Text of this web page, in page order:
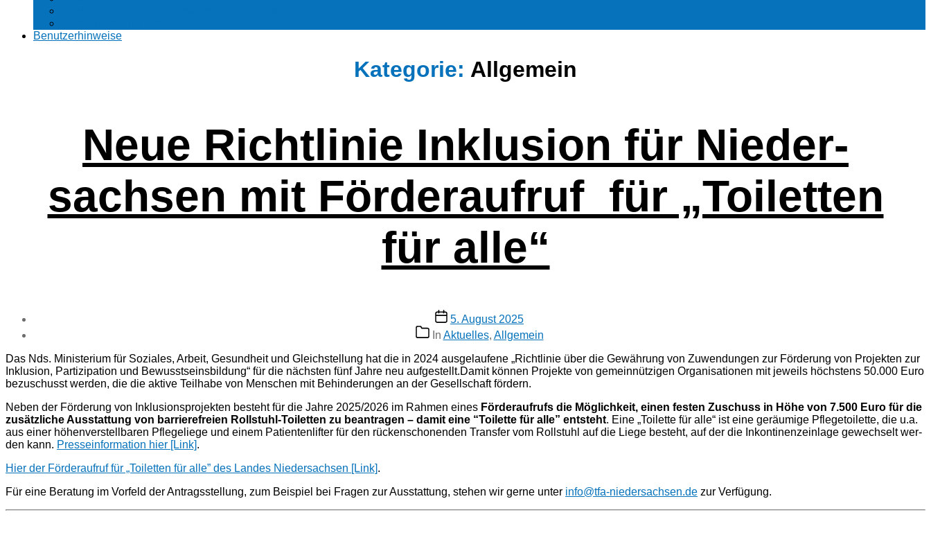
Benut­zer­hin­wei­se
Kategorie: Allgemein
Neue Richt­li­nie Inklu­si­on für Nieder­
sachsen mit Förder­aufruf für „Toi­let­ten
für alle“
Veröffentlichungsdatum
5. August 2025
Kategorien
In Aktuelles, Allgemein
Das Nds. Minis­te­ri­um für Sozia­les, Arbeit, Gesund­heit und Gleich­stel­lung hat die in 2024 aus­ge­lau­fe­ne „Richt­li­nie über die Gewäh­rung von Zuwen­dun­gen zur För­de­rung von Pro­jek­ten zur
Inklu­si­on, Par­ti­zi­pa­ti­on und Bewusst­seins­bil­dung“ für die nächs­ten fünf Jah­re neu aufgestellt.Damit kön­nen Pro­jek­te von gemein­nüt­zi­gen Orga­ni­sa­tio­nen mit jeweils höchs­tens 50.000 Euro
bezu­schusst wer­den, die die akti­ve Teil­ha­be von Men­schen mit Behin­de­run­gen an der Gesell­schaft fördern.
Neben der För­de­rung von Inklu­si­ons­pro­jek­ten besteht für die Jah­re 2025/2026 im Rah­men eines För­der­auf­rufs die Mög­lich­keit, einen fes­ten Zuschuss in Höhe von 7.500 Euro für die
zusätz­li­che Aus­stat­tung von bar­rie­re­frei­en Roll­stuhl-Toi­let­ten zu bean­tra­gen – damit eine “Toilette für alle” ent­steht. Eine „Toilette für alle“ ist eine geräu­mi­ge Pfle­ge­toi­let­te, die u.a.
aus einer höhen­ver­stell­ba­ren Pfle­ge­lie­ge und einem Patienten­lifter für den rücken­scho­nen­den Trans­fer vom Roll­stuhl auf die Lie­ge besteht, auf der die Inkon­ti­nenz­ein­la­ge gewech­selt wer­
den kann. Pres­se­infor­ma­ti­on hier [Link].
Hier der Förder­aufruf für „Toi­let­ten für alle” des Lan­des Nieder­sachsen [Link].
Für eine Bera­tung im Vor­feld der Antrags­stel­lung, zum Bei­spiel bei Fra­gen zur Aus­stat­tung, ste­hen wir ger­ne unter info@tfa-niedersachsen.de zur Verfügung.